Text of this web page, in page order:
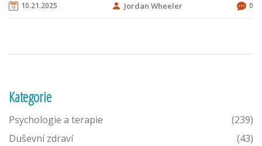
10.21.2025 Jordan Wheeler 0
Kategorie
Psychologie a terapie
(239)
Duševní zdraví
(43)